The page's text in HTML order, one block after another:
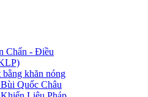
Chẩn - Điều
khăn nóng
Quốc Châu